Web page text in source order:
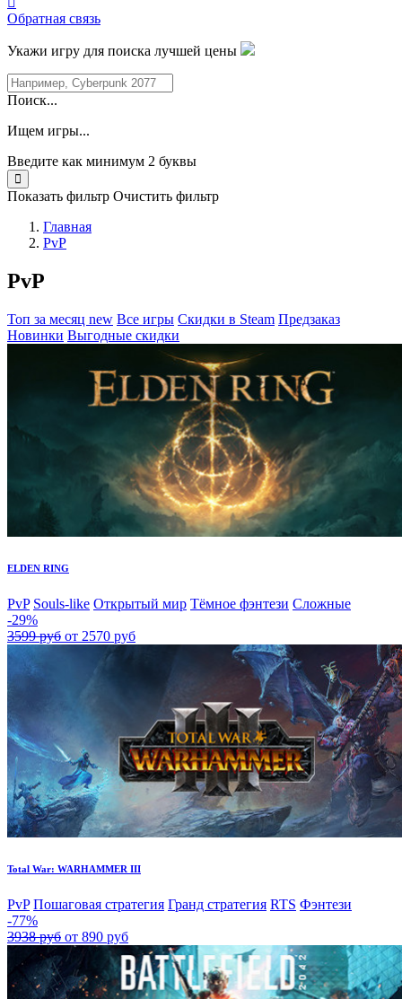
Обратная связь
Укажи игру для поиска лучшей цены
Поиск...
Ищем игры...
Введите как минимум 2 буквы
Показать фильтр Очистить фильтр
Главная
PvP
PvP
Топ за месяц new Все игры Скидки в Steam Предзаказ
Новинки Выгодные скидки
ELDEN RING
PvP Souls-like Открытый мир Тёмное фэнтези Сложные
-29%
3599 руб от 2570 руб
Total War: WARHAMMER III
PvP Пошаговая стратегия Гранд стратегия RTS Фэнтези
-77%
3938 руб от 890 руб